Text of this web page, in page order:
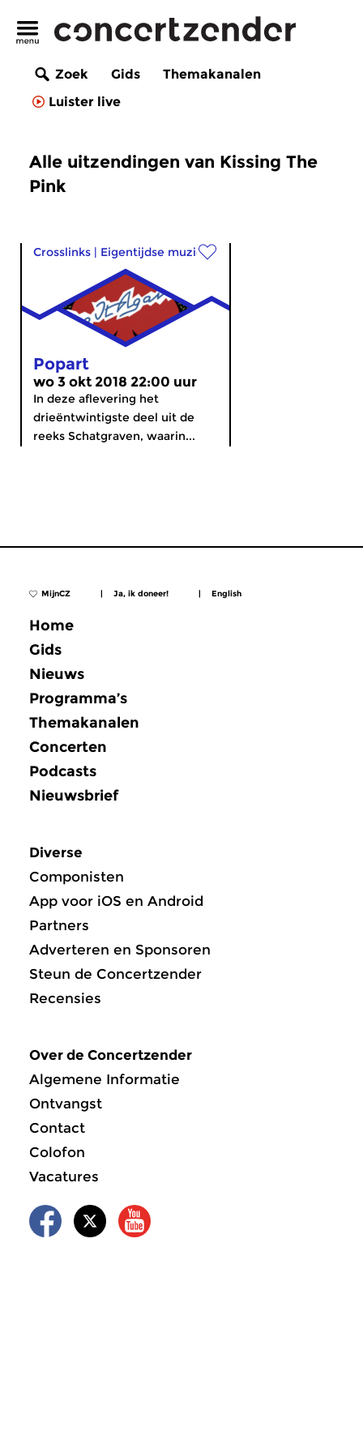
Zoek Gids
Themakanalen
Luister live
Alle uitzendingen van Kissing The
Pink
Crosslinks | Eigentijdse muziek
Popart
wo 3 okt 2018 22:00 uur
In deze aflevering het
drieëntwintigste deel uit de
reeks Schatgraven, waarin...
MijnCZ | Ja, ik doneer! | English
Home
Gids
Nieuws
Programma’s
Themakanalen
Concerten
Podcasts
Nieuwsbrief
Diverse
Componisten
App voor iOS en Android
Partners
Adverteren en Sponsoren
Steun de Concertzender
Recensies
Over de Concertzender
Algemene Informatie
Ontvangst
Contact
Colofon
Vacatures